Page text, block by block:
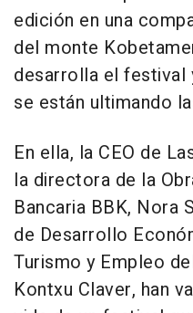
edición en una
del monte
desarrolla el festival
se están ultimando
En ella, la CEO de
la directora de la
Bancaria BBK, Nora
de Desarrollo
Turismo y Empleo
Kontxu Claver, han